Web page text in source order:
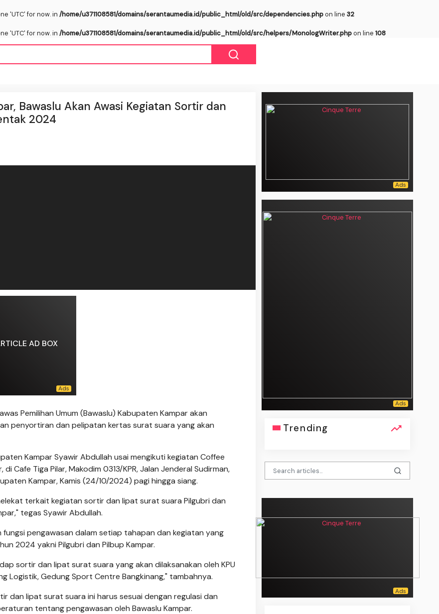
'UTC' for now. in /home/u371108581/domains/serantaumedia.id/public_html/old/src/dependencies.phpon line 32
'UTC' for now. in /home/u371108581/domains/serantaumedia.id/public_html/old/src/helpers/MonologWriter.phpon line 108
Bawaslu Akan Awasi Kegiatan Sortir dan
2024
AD BOX
Pemilihan Umum (Bawaslu) Kabupaten Kampar akan
penyortiran dan pelipatan kertas surat suara yang akan
Kampar Syawir Abdullah usai mengikuti kegiatan Coffee
Cafe Tiga Pilar, Makodim 0313/KPR, Jalan Jenderal Sudirman,
Kampar, Kamis (24/10/2024) pagi hingga siang.
terkait kegiatan sortir dan lipat surat suara Pilgubri dan
tegas Syawir Abdullah.
pengawasan dalam setiap tahapan dan kegiatan yang
2024 yakni Pilgubri dan Pilbup Kampar.
sortir dan lipat surat suara yang akan dilaksanakan oleh KPU
Logistik, Gedung Sport Centre Bangkinang," tambahnya.
dan lipat surat suara ini harus sesuai dengan regulasi dan
tentang pengawasan oleh Bawaslu Kampar.
Trending